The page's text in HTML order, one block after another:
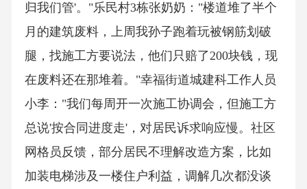
归我们管'。"乐民村3栋张奶奶："楼道堆了半个
月的建筑废料，上周我孙子跑着玩被钢筋划破
腿，找施工方要说法，他们只赔了200块钱，现
在废料还在那堆着。"幸福街道城建科工作人员
小李："我们每周开一次施工协调会，但施工方
总说'按合同进度走'，对居民诉求响应慢。社区
网格员反馈，部分居民不理解改造方案，比如
加装电梯涉及一楼住户利益，调解几次都没谈